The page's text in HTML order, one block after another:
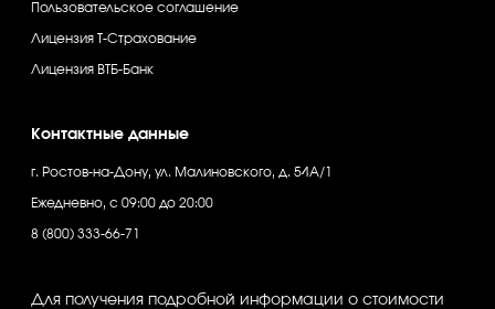
Пользовательское соглашение
Лицензия Т-Страхование
Лицензия ВТБ-Банк
Контактные данные
г. Ростов-на-Дону, ул. Малиновского, д. 54A/1
Ежедневно, с 09:00 до 20:00
‪8 (800) 333-66-71
Для получения подробной информации о стоимости